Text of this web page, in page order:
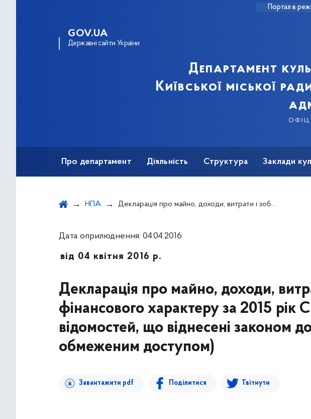
Портал в
GOV.UA
Державні сайти України
Департамент
Київської міської
Про департамент Діяльність Структура Заклади
НПА Декларація про майно, доходи, витрати і зобов`язання фінансового характеру за 2015 рік Спічек М.Ю. (крім відомостей, що віднесені законом до інформації з обмеженим доступом)
Дата оприлюднення: 04.04.2016
від 04 квітня 2016 р.
Декларація про майно, доходи,
фінансового характеру за 2015 рік
відомостей, що віднесені законом
обмеженим доступом)
Завантажити pdf Поділитися Твітнути